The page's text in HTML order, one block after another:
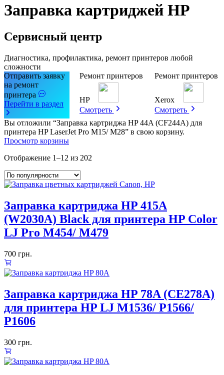
Заправка картриджей HP
Сервисный центр
Диагностика, профилактика, ремонт принтеров любой
сложности
Отправить заявку
на ремонт
принтера
Перейти в раздел
Ремонт принтеров
HP
Смотреть
Ремонт принтеров
Xerox
Смотреть
Вы отложили “Заправка картриджа HP 44A (CF244A) для
принтера HP LaserJet Pro M15/ M28” в свою корзину.
Просмотр корзины
Отображение 1–12 из 202
Заправка картриджа HP 415A
(W2030A) Black для принтера HP Color
LJ Pro M454/ M479
700 грн.
Заправка картриджа HP 78A (CE278A)
для принтера HP LJ M1536/ P1566/
P1606
300 грн.